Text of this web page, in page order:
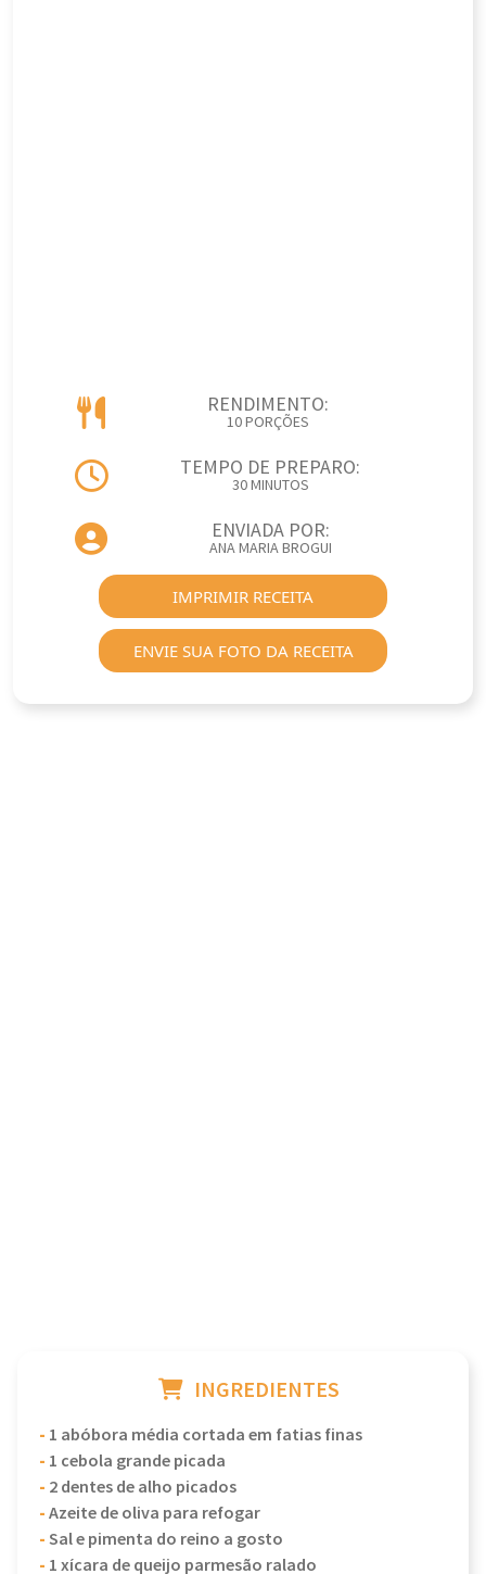
RENDIMENTO:
10 PORÇÕES
TEMPO DE PREPARO:
30 MINUTOS
ENVIADA POR:
ANA MARIA BROGUI
IMPRIMIR RECEITA
ENVIE SUA FOTO DA RECEITA
INGREDIENTES
- 1 abóbora média cortada em fatias finas
- 1 cebola grande picada
- 2 dentes de alho picados
-Azeite de oliva para refogar
-Sal e pimenta do reino a gosto
- 1 xícara de queijo parmesão ralado